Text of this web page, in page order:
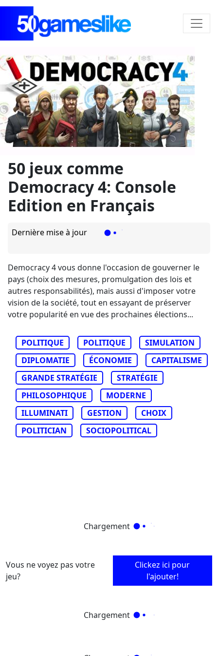
50 jeux comme
Democracy 4: Console
Edition en Français
Dernière mise à jour
Democracy 4 vous donne l'occasion de gouverner le
pays (choix des mesures, promulgation des lois et
autres responsabilités), mais aussi d'imposer votre
vision de la société, tout en essayant de préserver
votre popularité en vue des prochaines élections...
POLITIQUE POLITIQUE
SIMULATION
DIPLOMATIE
ÉCONOMIE
CAPITALISME
GRANDE STRATÉGIE
STRATÉGIE
PHILOSOPHIQUE
MODERNE
ILLUMINATI
GESTION
CHOIX
POLITICIAN
SOCIOPOLITICAL
Chargement
Vous ne voyez pas votre
jeu?
Clickez ici pour
l'ajouter!
Chargement